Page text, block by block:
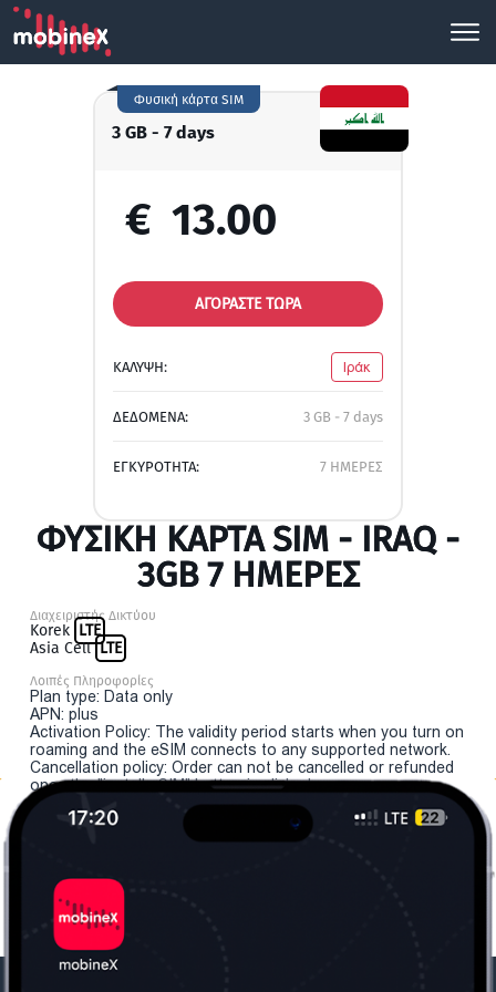
3 GB - 7 days
Φυσική κάρτα SIM
€ 13.00
ΑΓΟΡΑΣΤΕ ΤΩΡΑ
ΚΑΛΥΨΗ: Ιράκ
ΔΕΔΟΜΕΝΑ: 3 GB - 7 days
ΕΓΚΥΡΟΤΗΤΑ: 7 ΗΜΕΡΕΣ
ΦΥΣΙΚΉ ΚΆΡΤΑ SIM - IRAQ -
3GB 7 ΗΜΕΡΕΣ
Διαχειριστής Δικτύου
Korek LTE
Asia Cell LTE
Λοιπές Πληροφορίες
Plan type: Data only
APN: plus
Activation Policy: The validity period starts when you turn on
roaming and the eSIM connects to any supported network.
Cancellation policy: Order can not be cancelled or refunded
once the "install eSIM" button is clicked.